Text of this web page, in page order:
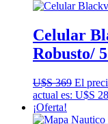
Celular
Robusto/
U$S369 El
actual es: U$S
¡Oferta!